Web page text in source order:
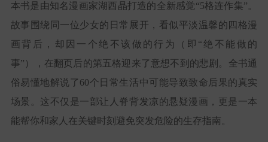
本书是由知名漫画家湖西晶打造的全新感觉“5格连作集”。
故事围绕同一位少女的日常展开，看似平淡温馨的四格漫
画背后，却因一个绝不该做的行为（即“绝不能做的
事”），在翻页后的第五格迎来了意想不到的悲剧。全书通
俗易懂地解说了60个日常生活中可能导致致命后果的真实
场景。这不仅是一部让人脊背发凉的悬疑漫画，更是一本
能帮你和家人在关键时刻避免突发危险的生存指南。